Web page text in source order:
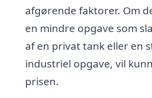
afgørende faktorer. Om
en mindre opgave som
af en privat tank eller en
industriel opgave, vil
prisen.